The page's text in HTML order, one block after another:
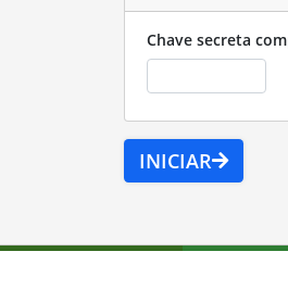
Chave secreta
INICIAR